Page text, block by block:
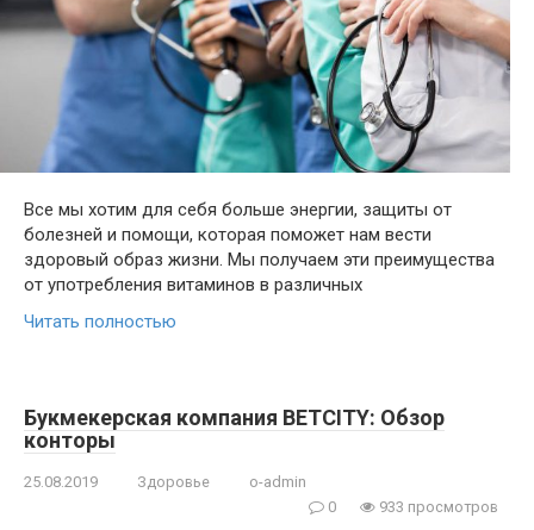
Все мы хотим для себя больше энергии, защиты от
болезней и помощи, которая поможет нам вести
здоровый образ жизни. Мы получаем эти преимущества
от употребления витаминов в различных
Читать полностью
Букмекерская компания BETCITY: Обзор
конторы
25.08.2019 Здоровье
o-admin
0
933 просмотров